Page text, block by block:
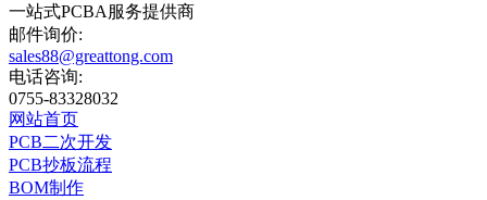
一站式PCBA 服务提供商
邮件询价:
sales88@greattong.com
电话咨询:
0755-83328032
网站首页
PCB二次开发
PCB抄板流程
BOM制作